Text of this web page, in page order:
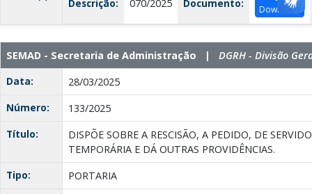
Descrição: 070/2025 Documento: Download
SEMAD - Secretaria de Administração | DGRH - Divisão
Data:
28/03/2025
Número:
133/2025
Título:
DISPÕE SOBRE A RESCISÃO, A PEDIDO, DE
TEMPORÁRIA E DÁ OUTRAS PROVIDÊNCIAS.
Tipo:
PORTARIA